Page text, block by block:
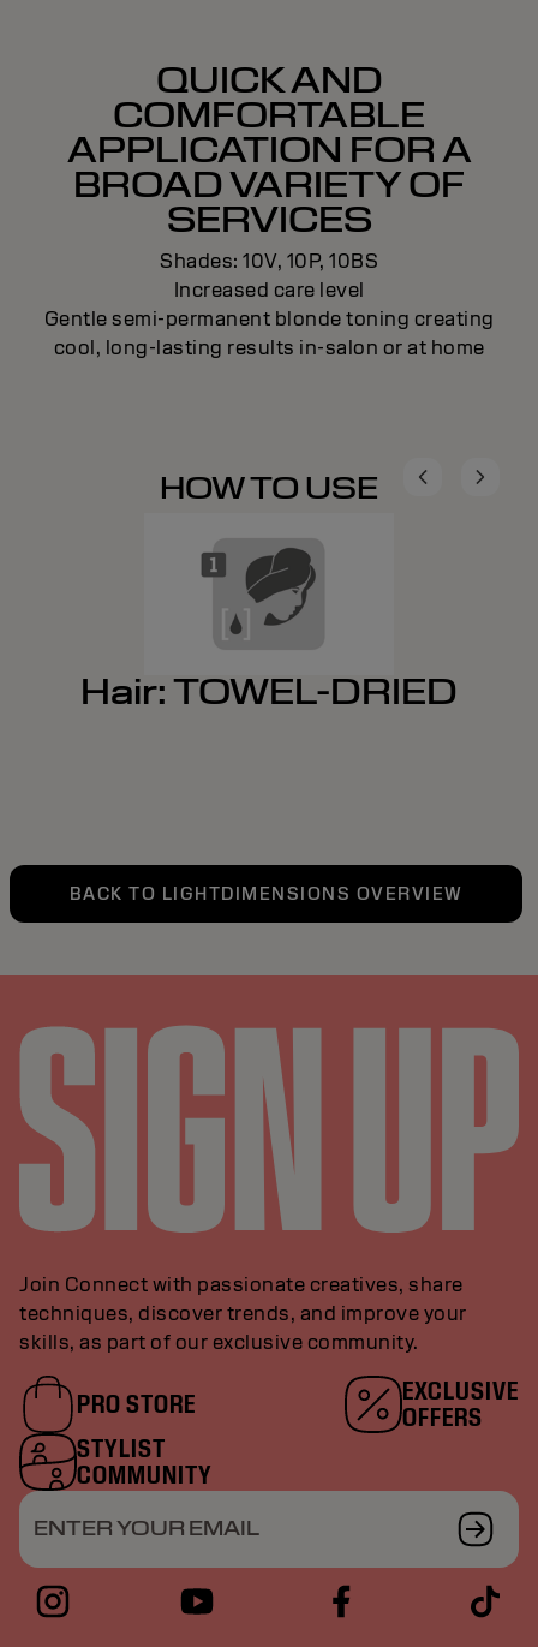
QUICK AND
COMFORTABLE
APPLICATION FOR A
BROAD VARIETY OF
SERVICES
Shades: 10V, 10P, 10BS
Increased care level
Gentle semi-permanent blonde toning creating
cool, long-lasting results in-salon or at home
HOW TO USE
Hair: TOWEL-DRIED
BACK TO LIGHTDIMENSIONS OVERVIEW
Join Connect with passionate creatives, share
techniques, discover trends, and improve your
skills, as part of our exclusive community.
PRO STORE
EXCLUSIVE
OFFERS
STYLIST
COMMUNITY
ENTER YOUR EMAIL